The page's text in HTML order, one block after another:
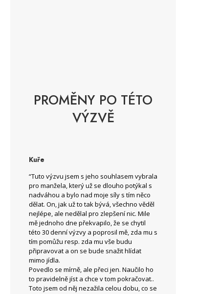
PROMĚNY PO TÉTO
VÝZVĚ
Kuře
“Tuto výzvu jsem s jeho souhlasem vybrala
pro manžela, který už se dlouho potýkal s
nadváhou a bylo nad moje síly s tím něco
dělat. On, jak už to tak bývá, všechno věděl
nejlépe, ale nedělal pro zlepšení nic. Mile
mě jednoho dne překvapilo, že se chytil
této 30 denní výzvy a poprosil mě, zda mu s
tím pomůžu resp. zda mu vše budu
připravovat a on se bude snažit hlídat
mimo jídla.
Povedlo se mírně, ale přeci jen. Naučilo ho
to pravidelně jíst a chce v tom pokračovat..
Toto jsem od něj nezažila celou dobu, co se